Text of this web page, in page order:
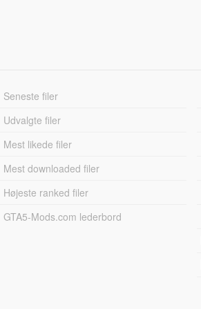
Seneste filer
Udvalgte filer
Mest likede filer
Mest downloaded filer
Højeste ranked filer
GTA5-Mods.com lederbord